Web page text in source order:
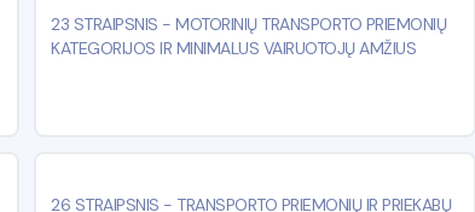
23 STRAIPSNIS -MOTORINIŲ TRANSPORTO PRIEMONIŲ
KATEGORIJOS IR MINIMALUS VAIRUOTOJŲ AMŽIUS
26 STRAIPSNIS - TRANSPORTO PRIEMONIŲ IR PRIEKABŲ